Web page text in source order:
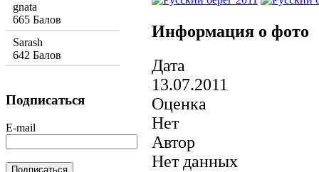
Информация о фото
Дата
13.07.2011
Оценка
Нет
Автор
Нет данных
gnata
665 Балов
Sarash
642 Балов
Подписаться
E-mail